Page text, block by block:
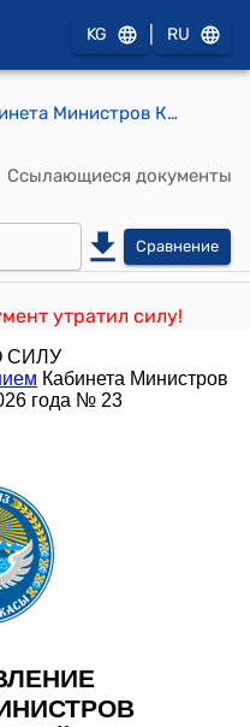
KG RU
Постановление Кабинета Министров КР от 7 сентября 2023 года № 448 "О государственном учреждении "Центр цифрового образования" при Министерстве образования и науки Кыргызской Республики"
Ссылающиеся документы
Сравнение
утратил силу!